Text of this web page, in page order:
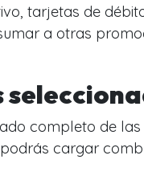
tarjetas de
a otras
completo de las
cargar